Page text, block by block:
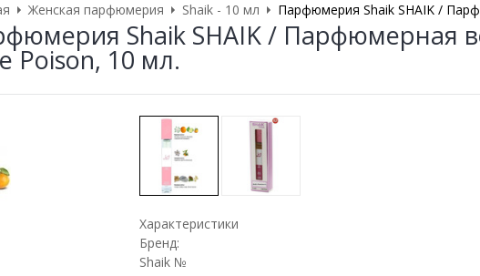
Женская парфюмерия Shaik - 10 мл Парфюмерия Shaik SHAIK /
Shaik SHAIK / Парфюмерная
Poison, 10 мл.
Характеристики
Бренд:
Shaik №